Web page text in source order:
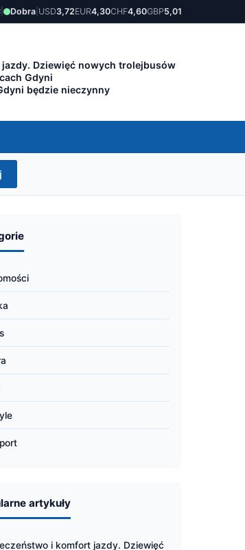
Dobra USD3,72EUR4,30CHF4,60GBP5,01
Dziewięć nowych trolejbusów
Gdyni
będzie nieczynny
artykuły
i komfort jazdy. Dziewięć